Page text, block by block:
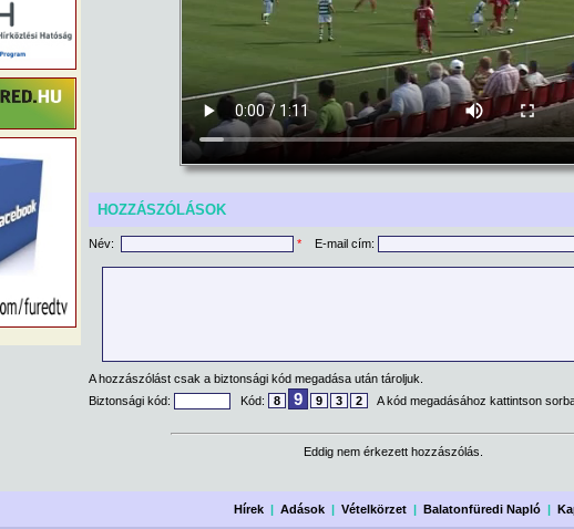
HOZZÁSZÓLÁSOK
Név: * E-mail cím:
A hozzászólást csak a biztonsági kód megadása után tároljuk.
Biztonsági kód:
Kód: 8 9 9 3 2 A kód megadásához kattintson
Eddig nem érkezett hozzászólás.
Hírek| Adások| Vételkörzet| Balatonfüredi Napló|